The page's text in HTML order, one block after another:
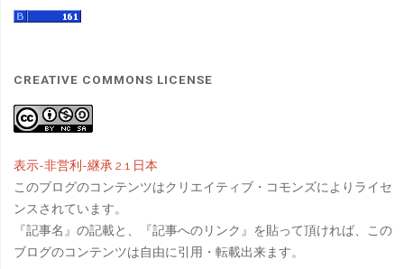
CREATIVE COMMONS LICENSE
表示-非営利-継承 2.1 日本
このブログのコンテンツはクリエイティブ・コモンズによりライセ
ンスされています。
『記事名』の記載と、『記事へのリンク』を貼って頂ければ、この
ブログのコンテンツは自由に引用・転載出来ます。